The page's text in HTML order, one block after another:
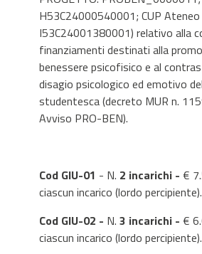
H53C24000540001; CUP Ateneo
I53C24001380001) relativo alla
finanziamenti destinati alla
benessere psicofisico e al
disagio psicologico ed emotivo
studentesca (decreto MUR n.
Avviso PRO-BEN).
Cod GIU-01 - N. 2 incarichi - €
ciascun incarico (lordo percipiente).
Cod GIU-02 - N. 3 incarichi - €
ciascun incarico (lordo percipiente).